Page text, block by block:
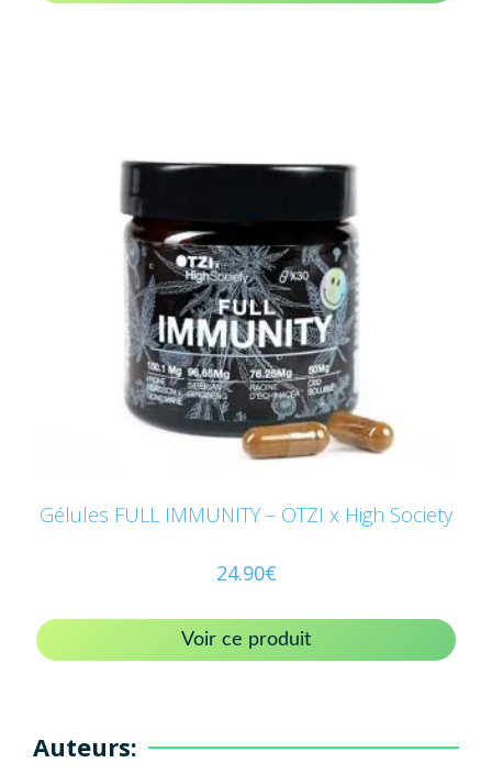
Gélules FULL IMMUNITY – ÖTZI x High Society
24.90€
Voir ce produit
Auteurs: